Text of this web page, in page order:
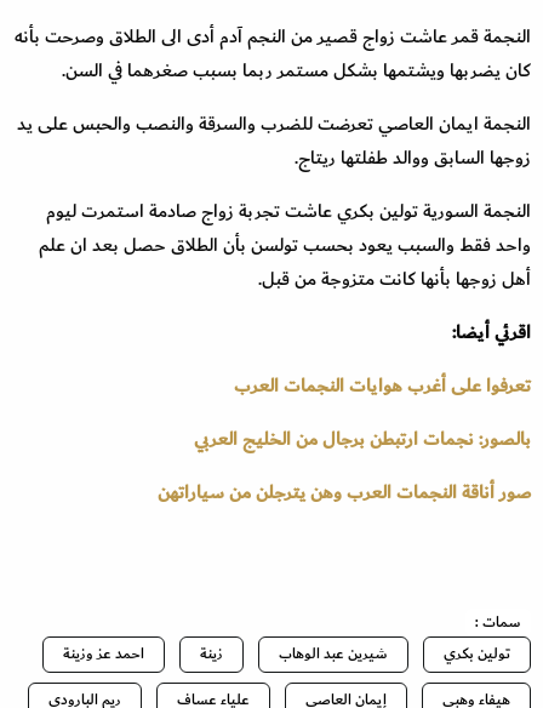
النجمة قمر عاشت زواج قصير من النجم آدم أدى الى الطلاق وصرحت بأنه
كان يضربها ويشتمها بشكل مستمر ربما بسبب صغرهما في السن.
النجمة ايمان العاصي تعرضت للضرب والسرقة والنصب والحبس على يد
زوجها السابق ووالد طفلتها ريتاج.
النجمة السورية تولين بكري عاشت تجربة زواج صادمة استمرت ليوم
واحد فقط والسبب يعود بحسب تولسن بأن الطلاق حصل بعد ان علم
أهل زوجها بأنها كانت متزوجة من قبل.
اقرئي أيضا:
تعرفوا على أغرب هوايات النجمات العرب
بالصور: نجمات ارتبطن برجال من الخليج العربي
صور أناقة النجمات العرب وهن يترجلن من سياراتهن
سمات :
تولين بكري
شيرين عبد الوهاب زينة
احمد عز وزينة
هيفاء وهبي
إيمان العاصي علياء عساف ريم البارودي